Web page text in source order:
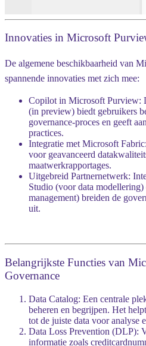
Innovaties in Microsoft
De algemene beschikbaarheid van
spannende innovaties met zich mee:
Copilot in Microsoft Purview:
(in preview) biedt gebruikers
governance-proces en geeft
practices.
Integratie met Microsoft Fabric
voor geavanceerd
maatwerkrapportages.
Uitgebreid Partnernetwerk:
Studio (voor data
management) breiden de
uit.
Belangrijkste Functies van
Governance
Data Catalog: Een centrale
beheren en begrijpen. Het
tot de juiste data voor analyse
Data Loss Prevention (DLP):
informatie zoals